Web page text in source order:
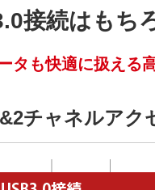
接続はもち
タも快適に扱える
チャネルアク